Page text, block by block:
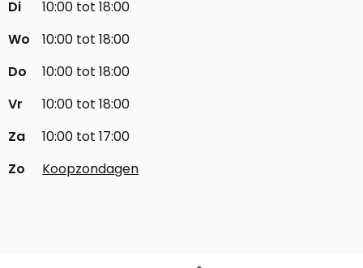
Di
10:00 tot 18:00
Wo
10:00 tot 18:00
Do
10:00 tot 18:00
Vr
10:00 tot 18:00
Za
10:00 tot 17:00
Zo
Koopzondagen